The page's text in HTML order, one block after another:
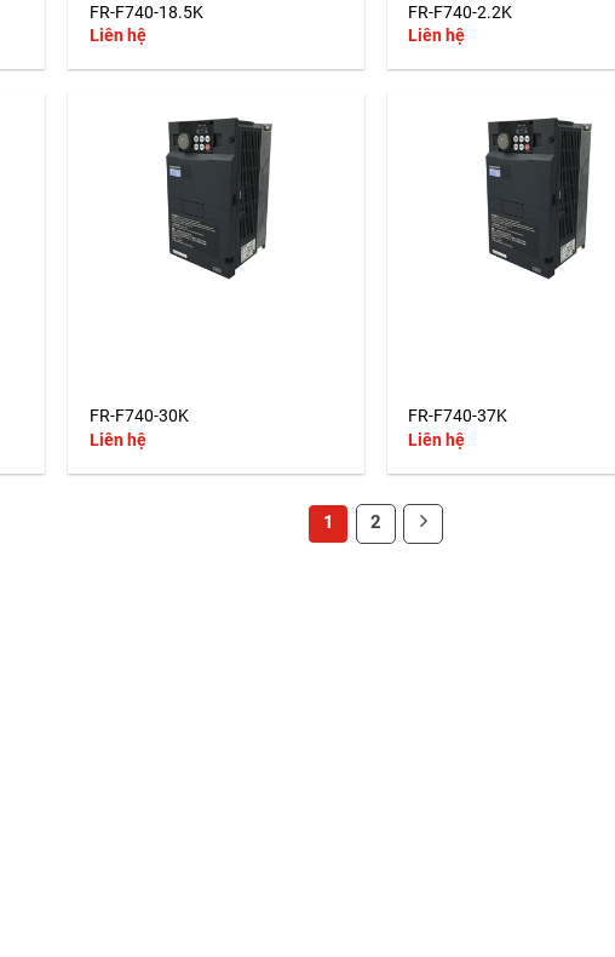
FR-F740-18.5K
Liên hệ
FR-F740-2.2K
Liên hệ
FR-F740-30K
Liên hệ
FR-F740-37K
Liên hệ
1 2